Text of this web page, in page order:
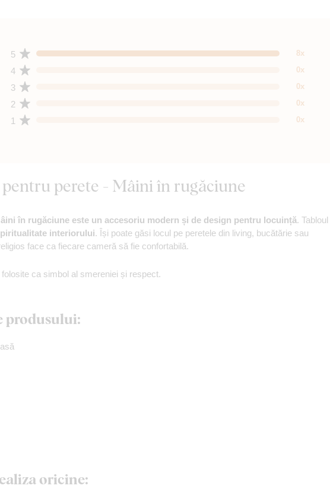
1 0x
2 0x
3 0x
4 0x
5 8x
perete - Mâini în rugăciune
în rugăciune este un accesoriu modern și de design pentru locuință. Tabloul
interiorului. Își poate găsi locul pe peretele din living, bucătărie sau
face ca fiecare cameră să fie confortabilă.
ca simbol al smereniei și respect.
produsului:
oricine: